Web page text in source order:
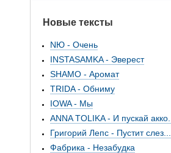
Новые тексты
NЮ - Очень
INSTASAMKA - Эверест
SHAMO - Аромат
TRIDA - Обниму
IOWA - Мы
ANNA TOLIKA - И пускай акко...
Григорий Лепс - Пустит слез...
Фабрика - Незабудка